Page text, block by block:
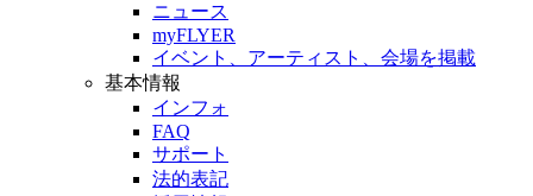
ニュース
myFLYER
イベント、アーティスト、会場を掲載
基本情報
インフォ
FAQ
サポート
法的表記